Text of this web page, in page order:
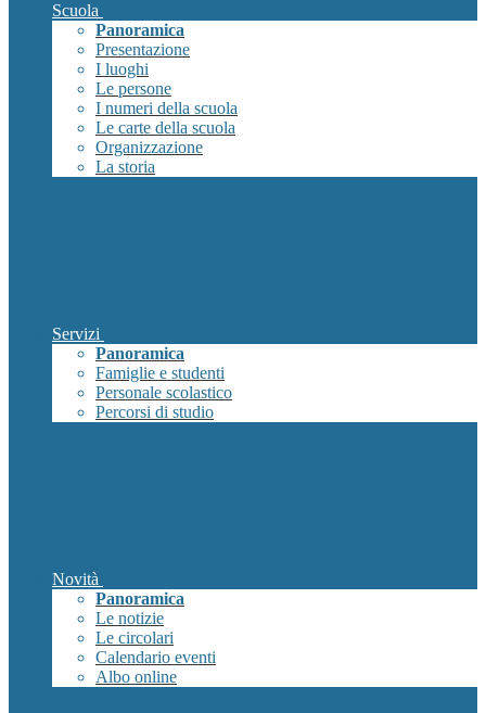
Scuola
Panoramica
Presentazione
I luoghi
Le persone
I numeri della scuola
Le carte della scuola
Organizzazione
La storia
Servizi
Panoramica
Famiglie e studenti
Personale scolastico
Percorsi di studio
Novità
Panoramica
Le notizie
Le circolari
Calendario eventi
Albo online